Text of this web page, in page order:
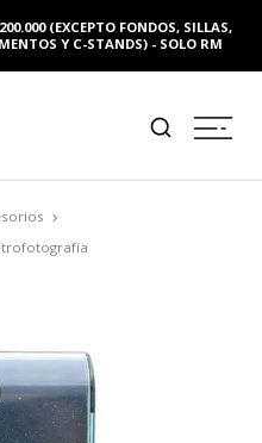
(EXCEPTO FONDOS, SILLAS,
Y C-STANDS) - SOLO RM